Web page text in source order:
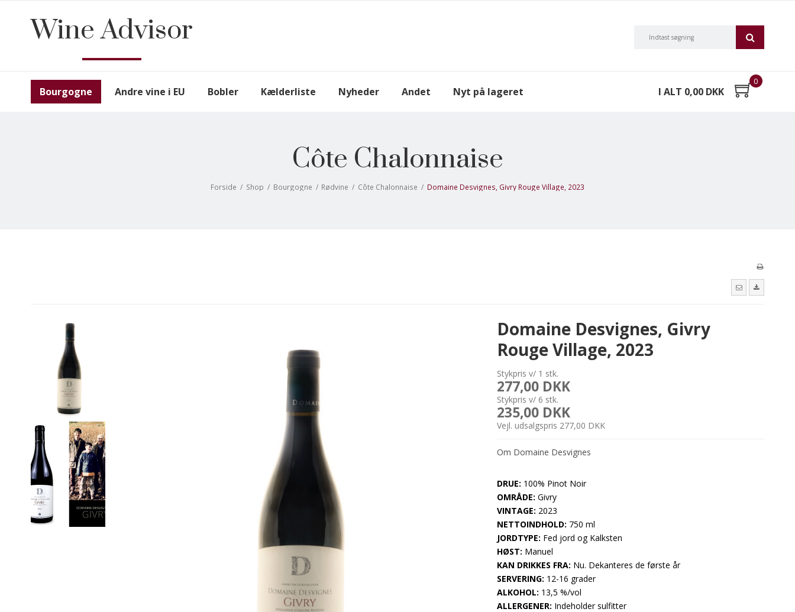
Wine Advisor
Bourgogne Andre vine i EU Bobler Kælderliste Nyheder Andet Nyt på lageret I ALT 0,00 DKK
0
Côte Chalonnaise
Forside / Shop / Bourgogne / Rødvine / Côte Chalonnaise / Domaine Desvignes, Givry Rouge Village, 2023
Domaine Desvignes, Givry
Rouge Village, 2023
Stykpris v/ 1 stk.
277,00 DKK
Stykpris v/ 6 stk.
235,00 DKK
Vejl. udsalgspris 277,00 DKK
Om Domaine Desvignes
DRUE: 100% Pinot Noir
OMRÅDE: Givry
VINTAGE: 2023
NETTOINDHOLD: 750 ml
JORDTYPE: Fed jord og Kalksten
HØST: Manuel
KAN DRIKKES FRA: Nu. Dekanteres de første år
SERVERING: 12-16 grader
ALKOHOL: 13,5 %/vol
ALLERGENER: Indeholder sulfitter